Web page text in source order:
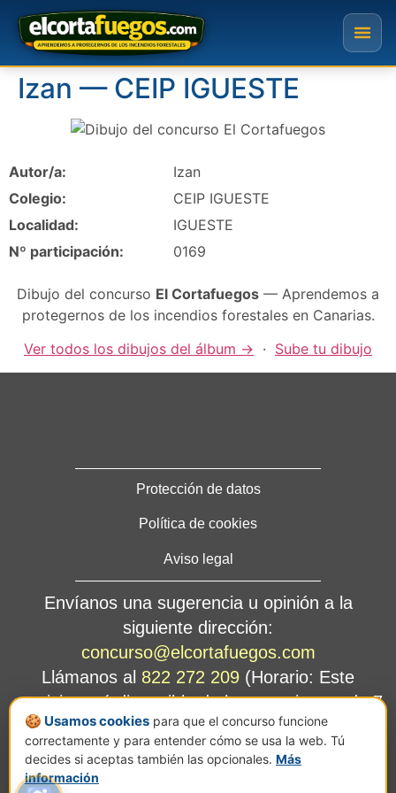
Izan — CEIP IGUESTE
Autor/a:
Izan
Colegio:
CEIP IGUESTE
Localidad:
IGUESTE
Nº participación:
0169
Dibujo del concurso El Cortafuegos — Aprendemos a
protegernos de los incendios forestales en Canarias.
Ver todos los dibujos del álbum → · Sube tu dibujo
Protección de datos
Política de cookies
Aviso legal
Envíanos una sugerencia u opinión a la
siguiente dirección:
concurso@elcortafuegos.com
Llámanos al 822 272 209 (Horario: Este
servicio está disponible de lunes a viernes de 7
a 14 horas).
Calle Jesús Hernández Guzmán, nº 2, planta
C, Pol. Ind. El Mayorazgo, 38110 Santa Cruz
🍪 Usamos cookies para que el concurso funcione
correctamente y para entender cómo se usa la web. Tú
decides si aceptas también las opcionales. Más
información